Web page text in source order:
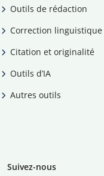
Outils de rédaction
Correction linguistique
Citation et originalité
Outils d’IA
Autres outils
Suivez-nous